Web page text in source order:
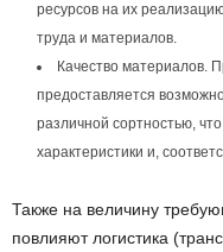
ресурсов на их
труда и материалов.
Качество материалов.
предоставляется
различной сортностью,
характеристики и,
Также на величину
повлияют логистика